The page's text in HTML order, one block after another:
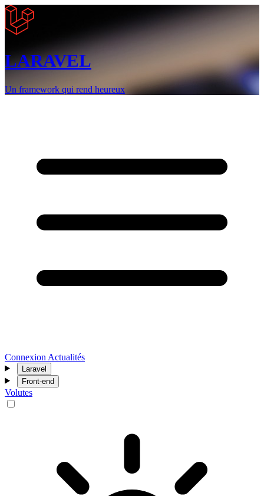
LARAVEL
Un framework qui rend heureux
Connexion Actualités
Laravel
Front-end
Volutes